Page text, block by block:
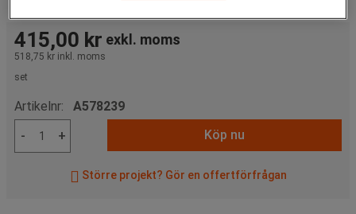
415,00 kr exkl. moms
518,75 kr inkl. moms
set
Artikelnr: A578239
-
+ Köp nu
Större projekt? Gör en offertförfrågan